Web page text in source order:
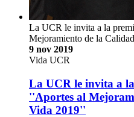
La UCR le invita a la
Mejoramiento de la
9 nov 2019
Vida UCR
La UCR le invita a
''Aportes al
Vida 2019''